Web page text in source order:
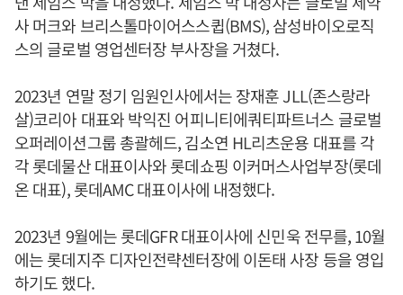
사 머크와 브리스톨마이어스스큅(BMS), 삼성바이오로직
스의 글로벌 영업센터장 부사장을 거쳤다.
2023년 연말 정기 임원인사에서는 장재훈 JLL(존스랑라
살)코리아 대표와 박익진 어피니티에쿼티파트너스 글로벌
오퍼레이션그룹 총괄헤드, 김소연 HL리츠운용 대표를 각
각 롯데물산 대표이사와 롯데쇼핑 이커머스사업부장(롯데
온 대표), 롯데AMC 대표이사에 내정했다.
2023년 9월에는 롯데GFR 대표이사에 신민욱 전무를, 10월
에는 롯데지주 디자인전략센터장에 이돈태 사장 등을 영입
하기도 했다.